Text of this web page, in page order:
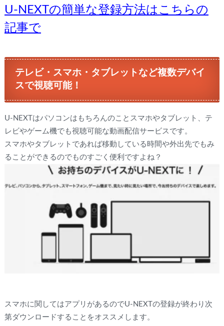
U-NEXTの簡単な登録方法はこちらの
記事で
テレビ・スマホ・タブレットなど複数デバイ
スで視聴可能！
U-NEXTはパソコンはもちろんのことスマホやタブレット、テ
レビやゲーム機でも視聴可能な動画配信サービスです。
スマホやタブレットであれば移動している時間や外出先でもみ
ることができるのでものすごく便利ですよね？
スマホに関してはアプリがあるのでU-NEXTの登録が終わり次
第ダウンロードすることをオススメします。